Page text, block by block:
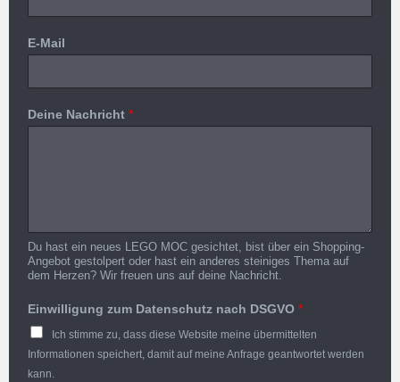
E-Mail
Deine Nachricht *
Du hast ein neues LEGO MOC gesichtet, bist über ein Shopping-
Angebot gestolpert oder hast ein anderes steiniges Thema auf
dem Herzen? Wir freuen uns auf deine Nachricht.
Einwilligung zum Datenschutz nach DSGVO *
Ich stimme zu, dass diese Website meine übermittelten
Informationen speichert, damit auf meine Anfrage geantwortet werden
kann.